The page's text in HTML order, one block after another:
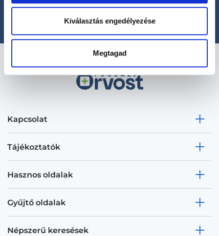
Kiválasztás engedélyezése
Megtagad
office@foglaljorvost.hu
Kapcsolat
Tájékoztatók
Hasznos oldalak
Gyűjtő oldalak
Népszerű keresések